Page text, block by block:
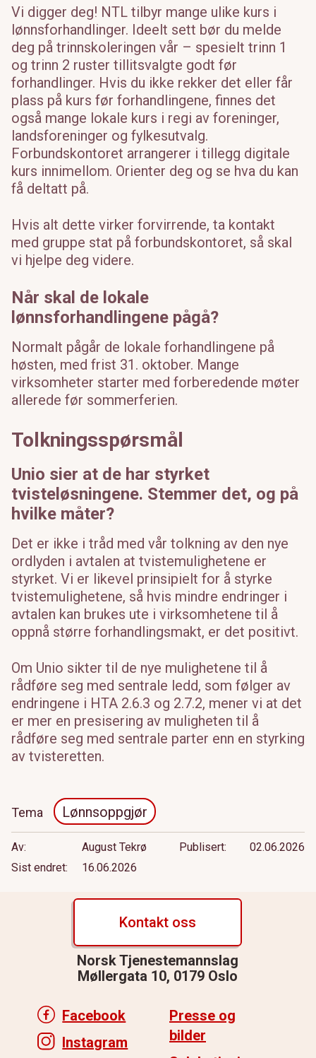
Vi digger deg! NTL tilbyr mange ulike kurs i
lønnsforhandlinger. Ideelt sett bør du melde
deg på trinnskoleringen vår – spesielt trinn 1
og trinn 2 ruster tillitsvalgte godt før
forhandlinger. Hvis du ikke rekker det eller får
plass på kurs før forhandlingene, finnes det
også mange lokale kurs i regi av foreninger,
landsforeninger og fylkesutvalg.
Forbundskontoret arrangerer i tillegg digitale
kurs innimellom. Orienter deg og se hva du kan
få deltatt på.
Hvis alt dette virker forvirrende, ta kontakt
med gruppe stat på forbundskontoret, så skal
vi hjelpe deg videre.
Når skal de lokale
lønnsforhandlingene pågå?
Normalt pågår de lokale forhandlingene på
høsten, med frist 31. oktober. Mange
virksomheter starter med forberedende møter
allerede før sommerferien.
Tolkningsspørsmål
Unio sier at de har styrket
tvisteløsningene. Stemmer det, og på
hvilke måter?
Det er ikke i tråd med vår tolkning av den nye
ordlyden i avtalen at tvistemulighetene er
styrket. Vi er likevel prinsipielt for å styrke
tvistemulighetene, så hvis mindre endringer i
avtalen kan brukes ute i virksomhetene til å
oppnå større forhandlingsmakt, er det positivt.
Om Unio sikter til de nye mulighetene til å
rådføre seg med sentrale ledd, som følger av
endringene i HTA 2.6.3 og 2.7.2, mener vi at det
er mer en presisering av muligheten til å
rådføre seg med sentrale parter enn en styrking
av tvisteretten.
Tema Lønnsoppgjør
Av August Tekrø Publisert
02.06.2026
Sist endret
16.06.2026
Kontakt oss
Norsk Tjenestemannslag
Møllergata 10, 0179 Oslo
Facebook
Instagram
Presse og
bilder